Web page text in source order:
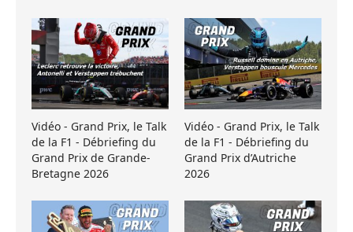
Vidéo - Grand Prix, le Talk
de la F1 - Débriefing du
Grand Prix de Grande-
Bretagne 2026
Vidéo - Grand Prix, le Talk
de la F1 - Débriefing du
Grand Prix d’Autriche
2026